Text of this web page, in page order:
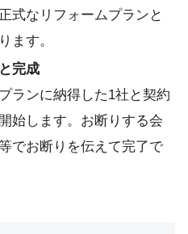
式なリフォームプランと
ます。
完成
ランに納得した1社と契約
始します。お断りする会
でお断りを伝えて完了で